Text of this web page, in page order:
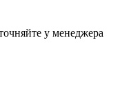
у менеджера